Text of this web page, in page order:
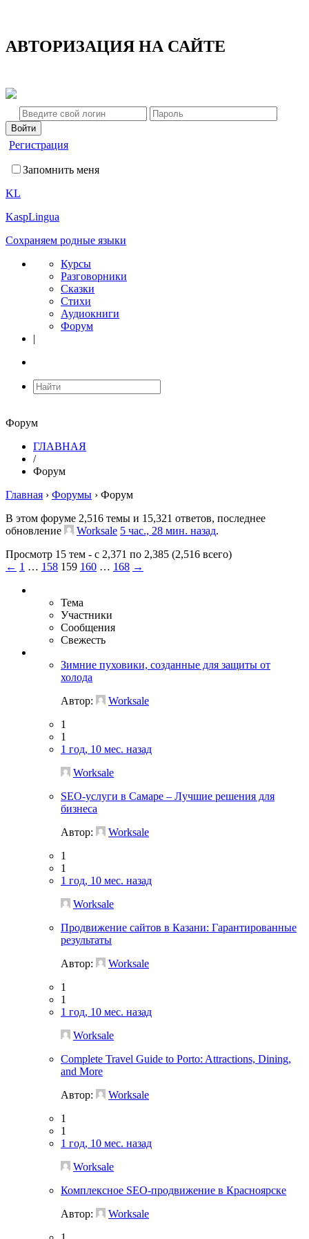
АВТОРИЗАЦИЯ НА САЙТЕ
Регистрация
Запомнить меня
KL
KaspLingua
Сохраняем родные языки
Курсы
Разговорники
Сказки
Стихи
Аудиокниги
Форум
|
Форум
ГЛАВНАЯ
/
Форум
Главная › Форумы › Форум
В этом форуме 2,516 темы и 15,321 ответов, последнее
обновление
Worksale 5 час., 28 мин. назад.
Просмотр 15 тем - с 2,371 по 2,385 (2,516 всего)
← 1 … 158 159 160 … 168 →
Тема
Участники
Сообщения
Свежесть
Зимние пуховики, созданные для защиты от
холода
Автор:
Worksale
1
1
1 год, 10 мес. назад
Worksale
SEO-услуги в Самаре – Лучшие решения для
бизнеса
Автор:
Worksale
1
1
1 год, 10 мес. назад
Worksale
Продвижение сайтов в Казани: Гарантированные
результаты
Автор:
Worksale
1
1
1 год, 10 мес. назад
Worksale
Complete Travel Guide to Porto: Attractions, Dining,
and More
Автор:
Worksale
1
1
1 год, 10 мес. назад
Worksale
Комплексное SEO-продвижение в Красноярске
Автор:
Worksale